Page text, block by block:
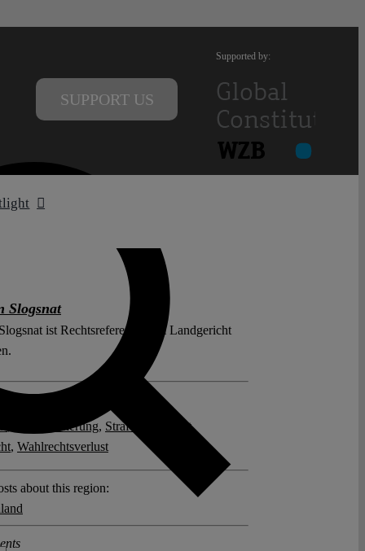
SUPPORT US
Supported by:
Slogsnat
ist Rechtsreferendar am Landgericht
Resozialisierung, Strafe Strafrecht,
, Wahlrechtsverlust
about this region: